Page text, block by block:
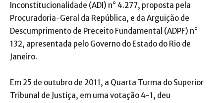
Inconstitucionalidade (ADI) n° 4.277, proposta pela
Procuradoria-Geral da República, e da Arguição de
Descumprimento de Preceito Fundamental (ADPF) n°
132, apresentada pelo Governo do Estado do Rio de
Janeiro.
Em 25 de outubro de 2011, a Quarta Turma do Superior
Tribunal de Justiça, em uma votação 4-1, deu